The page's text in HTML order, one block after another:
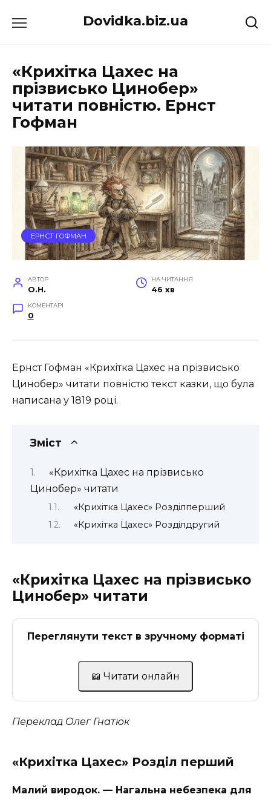
до
Dovidka.biz.ua
«Крихітка Цахес на
прізвисько Цинобер»
читати повністю. Ернст
Гофман
ЕРНСТ ГОФМАН
АВТОР
O.H.
НА ЧИТАННЯ
46 хв
КОМЕНТАРІ
0
Ернст Гофман «Крихітка Цахес на прізвисько
Цинобер» читати повністю текст казки, що була
написана у 1819 році.
Зміст
«Крихітка Цахес на прізвисько
Цинобер» читати
«Крихітка Цахес» Розділперший
«Крихітка Цахес» Розділдругий
«Крихітка Цахес на прізвисько
Цинобер» читати
Переглянути текст в зручному форматі
📖 Читати онлайн
Переклад Олег Гнатюк
«Крихітка Цахес» Розділ перший
Малий виродок. — Нагальна небезпека для